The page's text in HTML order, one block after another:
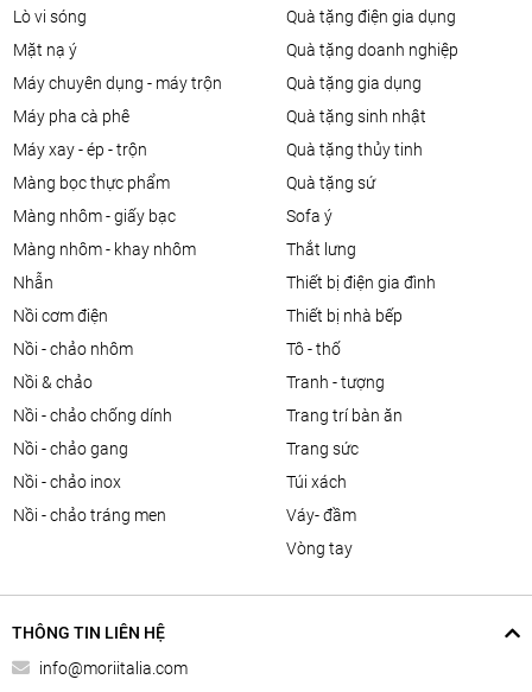
lò vi sóng
mặt nạ ý
máy chuyên dụng - máy trộn
máy pha cà phê
máy xay - ép - trộn
màng bọc thực phẩm
màng nhôm - giấy bạc
màng nhôm - khay nhôm
nhẫn
nồi cơm điện
nồi - chảo nhôm
nồi & chảo
nồi - chảo chống dính
nồi - chảo gang
nồi - chảo inox
nồi - chảo tráng men
quà tặng điện gia dụng
quà tặng doanh nghiệp
quà tặng gia dụng
quà tặng sinh nhật
quà tặng thủy tinh
quà tặng sứ
sofa ý
thắt lưng
thiết bị điện gia đình
thiết bị nhà bếp
tô - thố
tranh - tượng
trang trí bàn ăn
trang sức
túi xách
váy- đầm
vòng tay
THÔNG TIN LIÊN HỆ
info@moriitalia.com